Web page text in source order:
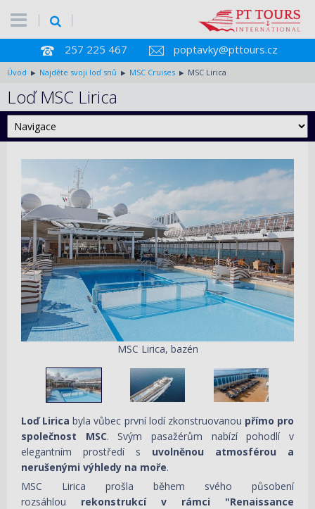
257 225 467 poptavky@pttours.cz
Úvod Najděte svoji loď snů MSC Cruises MSC Lirica
Loď MSC Lirica
MSC Lirica, bazén
Loď Lirica byla vůbec první lodí zkonstruovanou přímo pro
společnost MSC. Svým pasažérům nabízí pohodlí v
elegantním prostředí s uvolněnou atmosférou a
nerušenými výhledy na moře.
MSC Lirica prošla během svého působení
rozsáhlou rekonstrukcí v rámci "Renaissance